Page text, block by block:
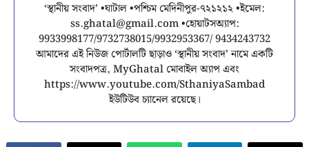
‘স্থানীয় সংবাদ’ •ঘাটাল •পশ্চিম মেদিনীপুর-৭২১২১২ •ইমেল:
ss.ghatal@gmail.com•হোয়াটসঅ্যাপ:
9933998177/9732738015/9932953367/ 9434243732
আমাদের এই নিউজ পোর্টালটি ছাড়াও ‘স্থানীয় সংবাদ’ নামে একটি
সংবাদপত্র, MyGhatal মোবাইল অ্যাপ এবং
https://www.youtube.com/SthaniyaSambad
ইউটিউব চ্যানেল রয়েছে।